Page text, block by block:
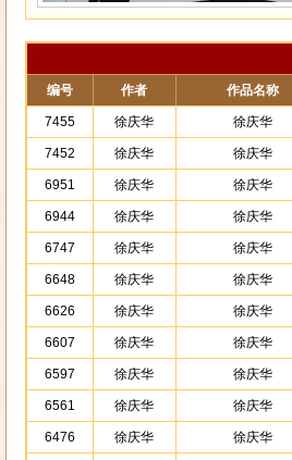
编号 作者 作品名称
7455 徐庆华 徐庆华
7452 徐庆华 徐庆华
6951 徐庆华 徐庆华
6944 徐庆华 徐庆华
6747 徐庆华 徐庆华
6648 徐庆华 徐庆华
6626 徐庆华 徐庆华
6607 徐庆华 徐庆华
6597 徐庆华 徐庆华
6561 徐庆华 徐庆华
6476 徐庆华 徐庆华